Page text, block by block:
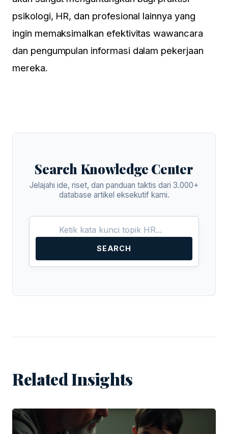
psikologi, HR, dan profesional lainnya yang
ingin memaksimalkan efektivitas wawancara
dan pengumpulan informasi dalam pekerjaan
mereka.
Search Knowledge Center
Jelajahi ide, riset, dan panduan taktis dari 3.000+
database artikel eksekutif kami.
SEARCH
Related Insights